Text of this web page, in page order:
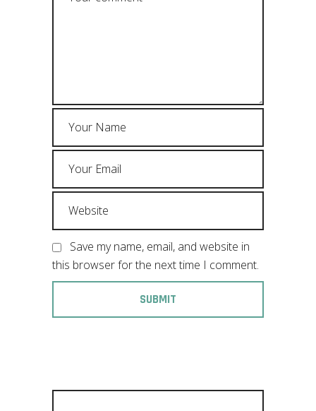
Save my name, email, and website in
this browser for the next time I comment.